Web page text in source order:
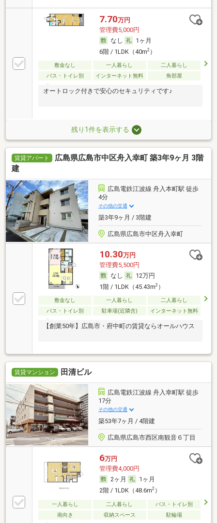
7.70万円
管理費5,000円
なし
1ヶ月
6階 / 1LDK（40m2）
敷金なし 一人暮らし
二人暮らし
バス・トイレ別
インターネット無料 角部屋
オートロック付きで安心のセキュリティです♪
残り1件を表示する
賃貸アパート
広島県広島市中区舟入幸町 築3年9ヶ月 3階
建
広島電鉄江波線 舟入本町駅 徒歩
4分
その他の交通
築3年9ヶ月 / 3階建
広島県広島市中区舟入幸町
10.30万円
管理費5,500円
なし
12万円
1階 / 1LDK（45.43m2）
敷金なし 一人暮らし
二人暮らし
バス・トイレ別
駐車場(近隣含) インターネット無料
【創業50年】広島市・府中町の賃貸ならオールハウス
賃貸マンション 田清ビル
広島電鉄江波線 舟入幸町駅 徒歩
17分
その他の交通
築53年7ヶ月 / 4階建
広島県広島市西区南観音６丁目
6万円
管理費4,000円
2ヶ月
1ヶ月
2階 / 1LDK（48.6m2）
一人暮らし 二人暮らし
バス・トイレ別
南向き
収納スペース 駐輪場